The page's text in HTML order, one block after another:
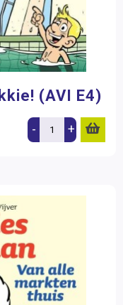
(AVI E4)
- +